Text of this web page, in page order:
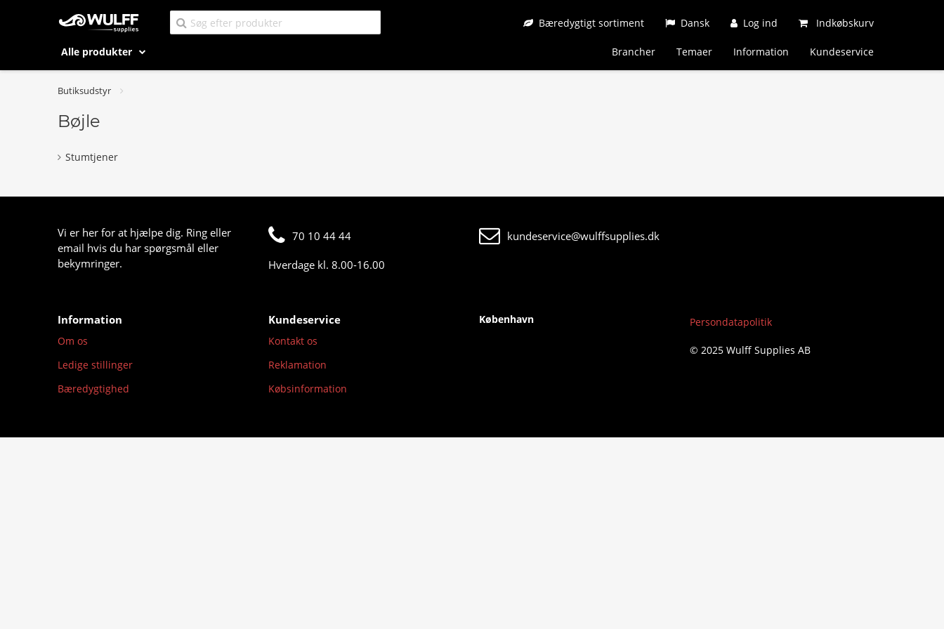
Bæredygtigt sortiment Dansk Log ind Indkøbskurv
Alle produkter Brancher Temaer Information Kundeservice
Butiksudstyr
Bøjle
Stumtjener
Vi er her for at hjælpe dig. Ring eller
email hvis du har spørgsmål eller
bekymringer.
70 10 44 44
Hverdage kl. 8.00-16.00
kundeservice@wulffsupplies.dk
Information
Om os
Ledige stillinger
Bæredygtighed
Kundeservice
Kontakt os
Reklamation
Købsinformation
København Persondatapolitik
© 2025 Wulff Supplies AB